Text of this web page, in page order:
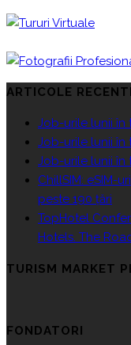
ARTICOLE
Job-urile lunii în
Job-urile lunii în
Job-urile lunii în
ChillSIM: eSIM-
peste 190 țări
TopHotel
Hotels. The
TURISM MARKET
FONDATORI